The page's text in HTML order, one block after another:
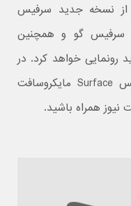
از نسخه جدید سرفیس
سرفیس گو و همچنین
خواهد کرد. در
ادامه به بررسی هرآنچه که از کنفرانس Surface مایکروسافت
نیوز همراه باشید.